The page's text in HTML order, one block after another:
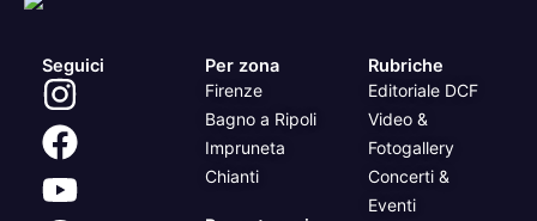
Seguici Per zona
Firenze
Bagno a Ripoli
Impruneta
Chianti
Rubriche
Editoriale DCF
Video &
Fotogallery
Concerti &
Eventi